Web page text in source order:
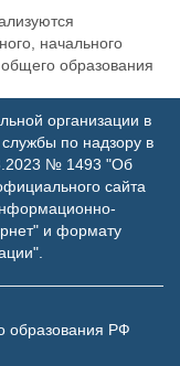
начального
образования
организации в
по надзору в
№ 1493 "Об
сайта
и формату
образования РФ